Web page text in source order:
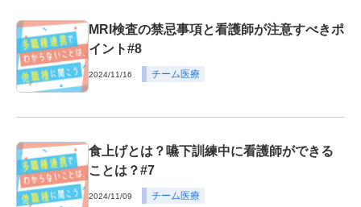
MRI検査の禁忌事項と看護師が注意すべきポ
イント#8
2024/11/16 チーム医療
食上げとは？嚥下訓練中に看護師ができる
ことは？#7
2024/11/09 チーム医療